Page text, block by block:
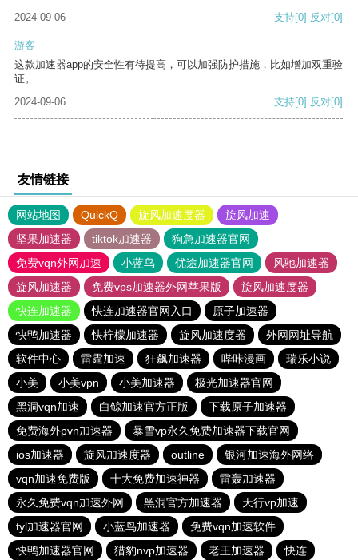
2024-09-06 支持[0] 反对[0]
游客
这款加速器app的安全性有待提高，可以加强防护措施，比如增加双重验
证。
2024-09-06
支持[0] 反对[0]
友情链接
网站地图 QuickQ 旋风加速度器
旋风加速
坚果加速器
tiktok加速器
狗急加速器官网
免费vqn外网加速
小蓝鸟 优途加速器官网
风驰加速器
旋风加速器
免费vps加速器外网苹果版
旋风加速度器
快连加速器
快连加速器官网入口
原子加速器
快鸭加速器
快柠檬加速器 旋风加速度器
外网网址导航
软件中心
雷霆加速 狂飙加速器 哔咔漫画
瑞乐小说
小美
小美vpn 小美加速器
极光加速器官网
黑洞vqn加速
白鲸加速官方正版
下载原子加速器
免费海外pvn加速器
暴雪vp永久免费加速器下载官网
ios加速器
旋风加速度器 outline
银河加速海外网络
vqn加速免费版
十大免费加速神器
雷轰加速器
永久免费vqn加速外网
黑洞官方加速器
天行vp加速
tyl加速器官网
小蓝鸟加速器
免费vqn加速软件
快鸭加速器官网
猎豹nvp加速器 老王加速器 快连